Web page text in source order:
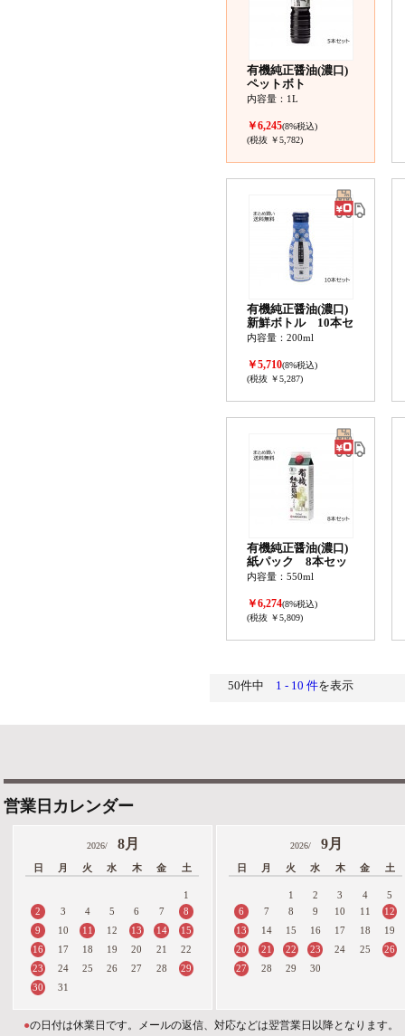
有機純正醤油(濃口)
ペットボト
内容量：1L
￥6,245(8%税込)
(税抜 ￥5,782)
有機純正醤油(濃口)
新鮮ボトル 10本セ
ット
内容量：200ml
￥5,710(8%税込)
(税抜 ￥5,287)
有機純正醤油(濃口)
紙パック 8本セッ
ト
内容量：550ml
￥6,274(8%税込)
(税抜 ￥5,809)
50件中 1 - 10 件を表示
営業日カレンダー
2026/ 8月
日 月 火 水 木 金 土
1
2
3 4 5 6 7
8
9
10 11 12 13 14
15
16
17 18 19 20 21
22
23
24 25 26 27 28
29
30
31
2026/ 9月
日 月 火 水 木 金 土
1 2 3 4
5
6
7 8 9 10 11
12
13
14 15 16 17 18
19
20
21 22 23 24 25
26
27
28 29 30
●の日付は休業日です。メールの返信、対応などは翌営業日以降となります。